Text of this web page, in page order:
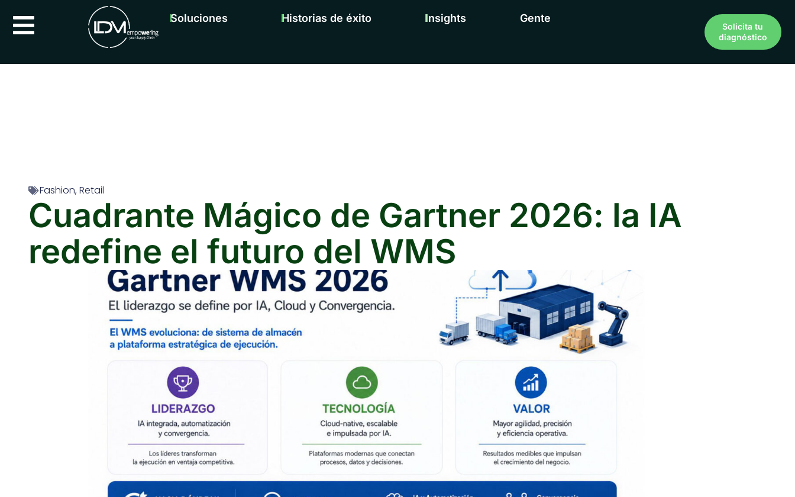
Soluciones Historias de éxito Insights Gente
Solicita tu
diagnóstico
Fashion,Retail
Cuadrante Mágico de Gartner 2026: la IA
redefine el futuro del WMS